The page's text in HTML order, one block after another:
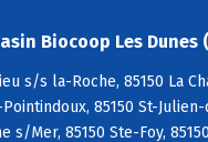
Biocoop Les Dunes
s/s la-Roche, 85150 La
85150 St-
s/Mer, 85150 Ste-Foy,